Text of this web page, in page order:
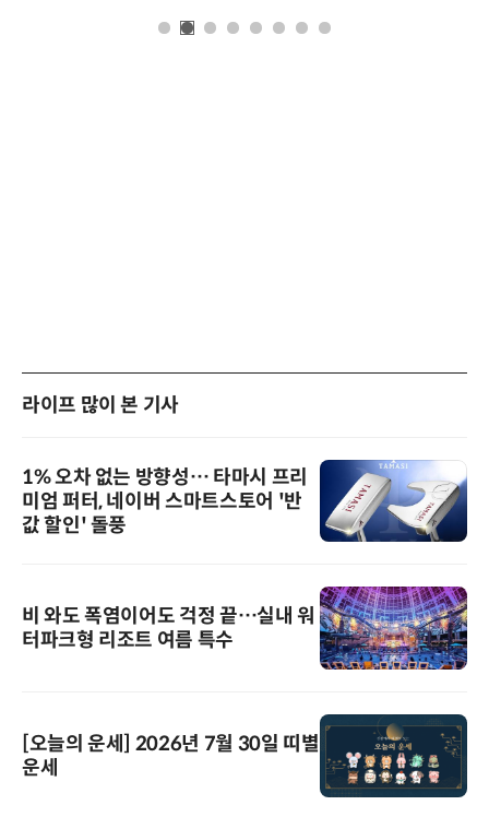
라이프 많이 본 기사
1% 오차 없는 방향성… 타마시 프리
미엄 퍼터, 네이버 스마트스토어 '반
값 할인' 돌풍
비 와도 폭염이어도 걱정 끝…실내 워
터파크형 리조트 여름 특수
[오늘의 운세] 2026년 7월 30일 띠별
운세